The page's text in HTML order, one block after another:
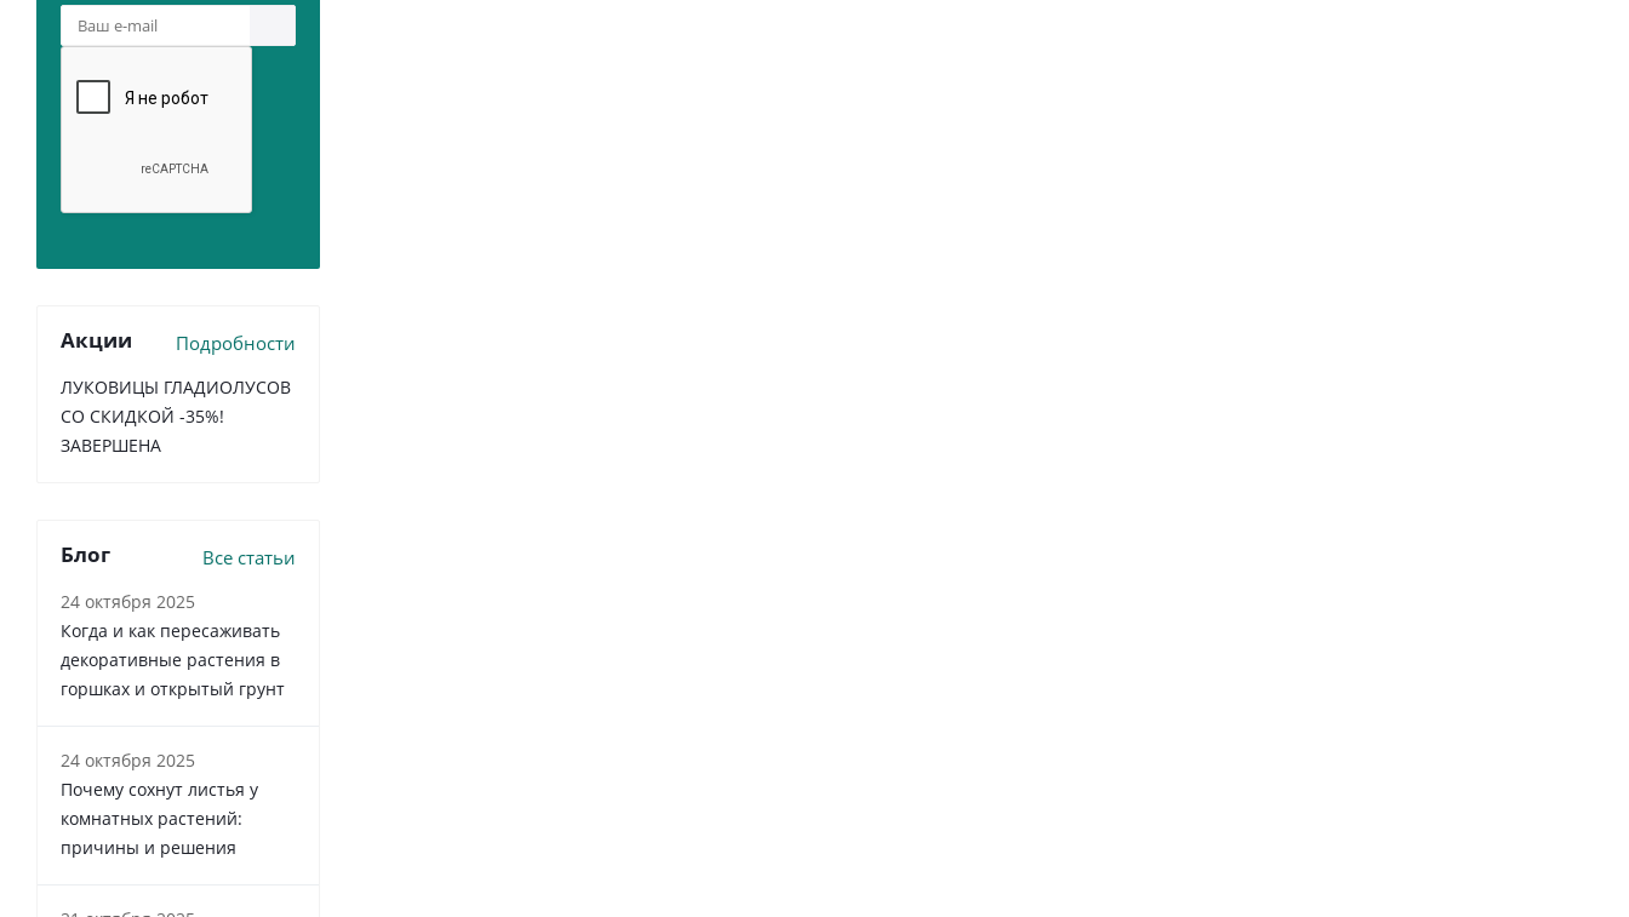
Акции Подробности
ЛУКОВИЦЫ ГЛАДИОЛУСОВ
СО СКИДКОЙ -35%!
ЗАВЕРШЕНА
Блог Все статьи
24 октября 2025
Когда и как пересаживать
декоративные растения в
горшках и открытый грунт
24 октября 2025
Почему сохнут листья у
комнатных растений:
причины и решения